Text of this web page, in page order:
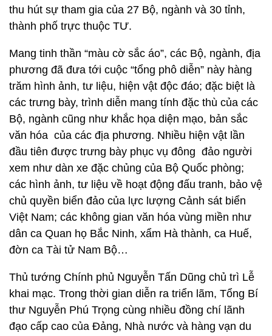
thu hút sự tham gia của 27 Bộ, ngành và 30 tỉnh,
thành phố trực thuộc TƯ.
Mang tinh thần “màu cờ sắc áo”, các Bộ, ngành, địa
phương đã đưa tới cuộc “tổng phô diễn” này hàng
trăm hình ảnh, tư liệu, hiện vật độc đáo; đặc biệt là
các trưng bày, trình diễn mang tính đặc thù của các
Bộ, ngành cũng như khắc họa diện mạo, bản sắc
văn hóa của các địa phương. Nhiều hiện vật lần
đầu tiên được trưng bày phục vụ đông đảo người
xem như dàn xe đặc chủng của Bộ Quốc phòng;
các hình ảnh, tư liệu về hoạt động đấu tranh, bảo vệ
chủ quyền biển đảo của lực lượng Cảnh sát biển
Việt Nam; các không gian văn hóa vùng miền như
dân ca Quan họ Bắc Ninh, xẩm Hà thành, ca Huế,
đờn ca Tài tử Nam Bộ…
Thủ tướng Chính phủ Nguyễn Tấn Dũng chủ trì Lễ
khai mạc. Trong thời gian diễn ra triển lãm, Tổng Bí
thư Nguyễn Phú Trọng cùng nhiều đồng chí lãnh
đạo cấp cao của Đảng, Nhà nước và hàng vạn du